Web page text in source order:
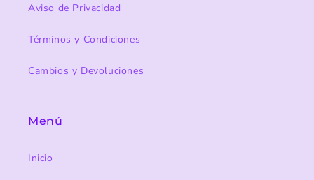
Aviso de Privacidad
Términos y Condiciones
Cambios y Devoluciones
Menú
Inicio